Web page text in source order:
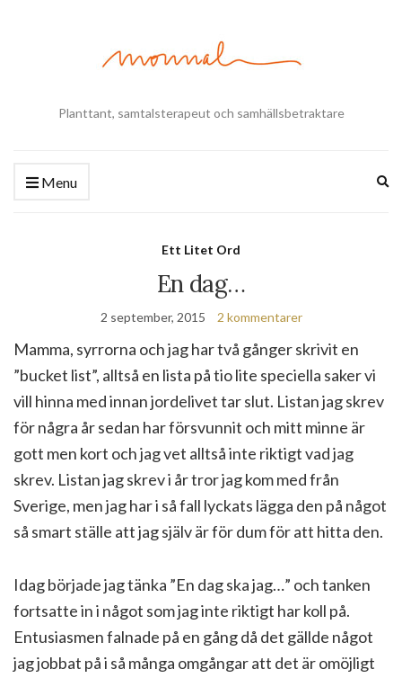
Planttant, samtalsterapeut och samhällsbetraktare
Menu
Ett Litet Ord
En dag…
2 september, 2015 2 kommentarer
Mamma, syrrorna och jag har två gånger skrivit en
”bucket list”, alltså en lista på tio lite speciella saker vi
vill hinna med innan jordelivet tar slut. Listan jag skrev
för några år sedan har försvunnit och mitt minne är
gott men kort och jag vet alltså inte riktigt vad jag
skrev. Listan jag skrev i år tror jag kom med från
Sverige, men jag har i så fall lyckats lägga den på något
så smart ställe att jag själv är för dum för att hitta den.
Idag började jag tänka ”En dag ska jag…” och tanken
fortsatte in i något som jag inte riktigt har koll på.
Entusiasmen falnade på en gång då det gällde något
jag jobbat på i så många omgångar att det är omöjligt